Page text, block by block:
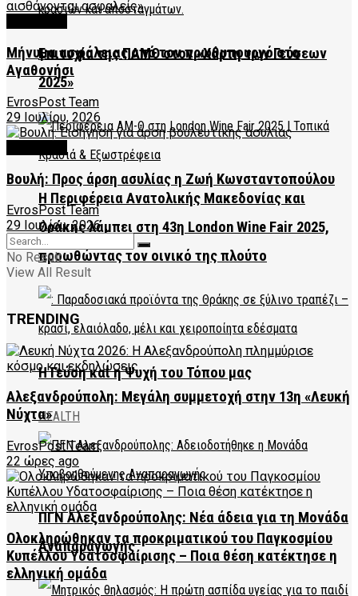
Επιτυχία της ΠΑΜΘ στον «Χάρτη των Γεύσεων
2025»
Η Περιφέρεια Ανατολικής Μακεδονίας και
Θράκης λάμπει στη 43η London Wine Fair 2025,
προωθώντας τον οινικό της πλούτο
Η Γεύση και η Ψυχή του Τόπου μας
HEALTH
ΠΓΝ Αλεξανδρούπολης: Νέα άδεια για τη Μονάδα
Αναπαραγωγής
Μήνυμα ασφάλειας από τον πρωθυπουργό στο
Αγαθονήσι
EvrosPost Team
29 Ιουλίου, 2026
Βουλή: Προς άρση ασυλίας η Ζωή Κωνσταντοπούλου
EvrosPost Team
29 Ιουλίου, 2026
No Result
View All Result
TRENDING
Αλεξανδρούπολη: Μεγάλη συμμετοχή στην 13η «Λευκή
Νύχτα»
EvrosPost Team
22 ώρες ago
Ολοκληρώθηκαν τα προκριματικού του Παγκοσμίου
Κυπέλλου Υδατοσφαίρισης – Ποια θέση κατέκτησε η
ελληνική ομάδα